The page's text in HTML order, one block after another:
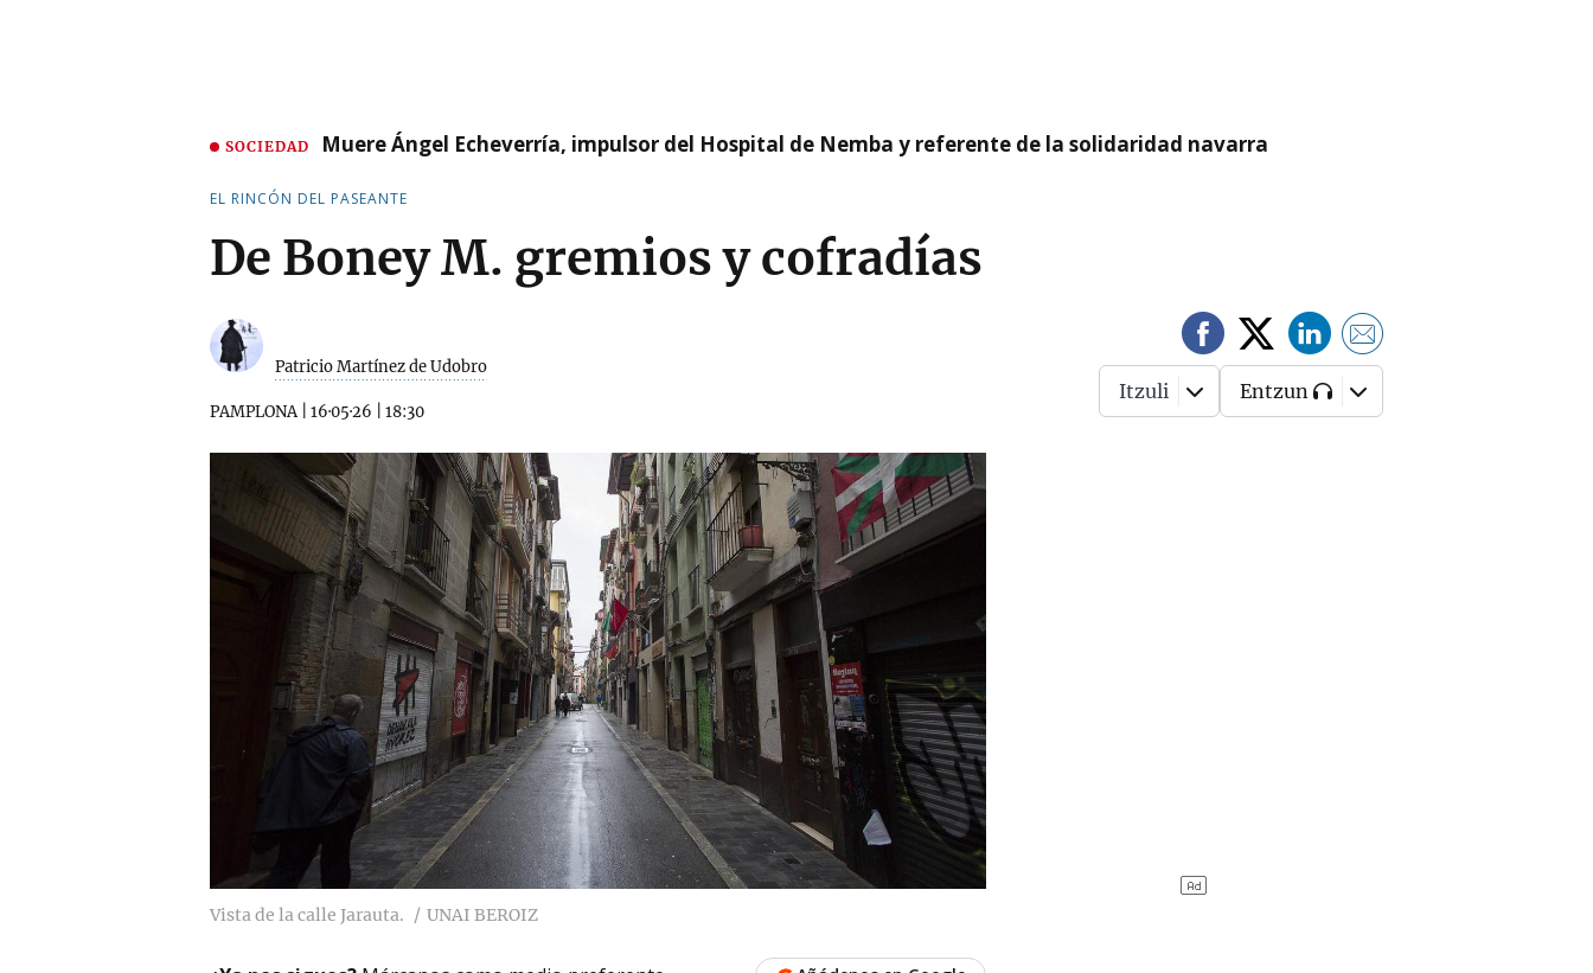
SOCIEDAD Muere Ángel Echeverría, impulsor del Hospital de Nemba y referente de la solidaridad navarra
EL RINCÓN DEL PASEANTE
De Boney M. gremios y cofradías
Patricio Martínez de Udobro
PAMPLONA| 16·05·26 18:30
Itzuli Entzun
Vista de la calle Jarauta. UNAI BEROIZ